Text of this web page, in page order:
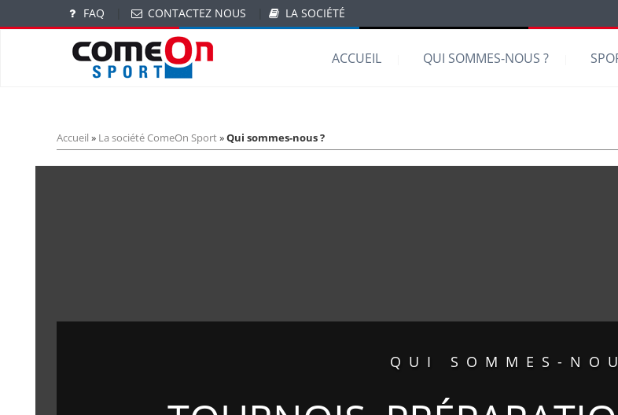
FAQ CONTACTEZ NOUS LA SOCIÉTÉ
ACCUEIL QUI SOMMES-NOUS ?
Accueil » La société ComeOn Sport»Qui sommes-nous ?
QUI SOMMES-